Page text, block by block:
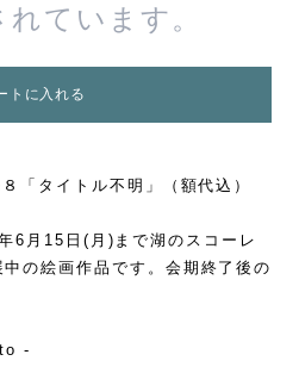
ています。
トに入れる
「タイトル不明」（額代込）
6月15日(月)まで湖のスコーレ
の絵画作品です。会期終了後の
-